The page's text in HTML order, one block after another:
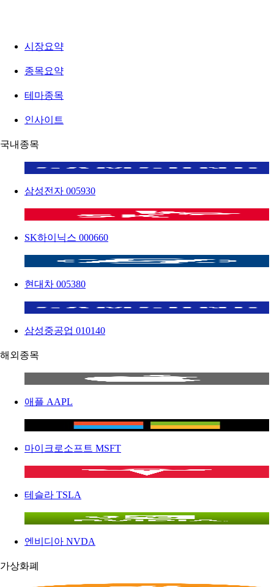
시장요약
종목요약
테마종목
인사이트
국내종목
삼성전자 005930
SK하이닉스 000660
현대차 005380
삼성중공업 010140
해외종목
애플 AAPL
마이크로소프트 MSFT
테슬라 TSLA
엔비디아 NVDA
가상화폐